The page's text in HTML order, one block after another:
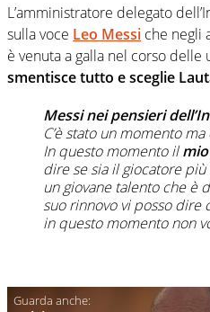
L’amministratore delegato
sulla voce Leo Messi che negli
è venuta a galla nel corso delle
smentisce tutto e sceglie
Messi nei pensieri
C’è stato un momento
In questo momento il
dire se sia il giocatore più
un giovane talento che è
suo rinnovo vi posso dire
in questo momento non